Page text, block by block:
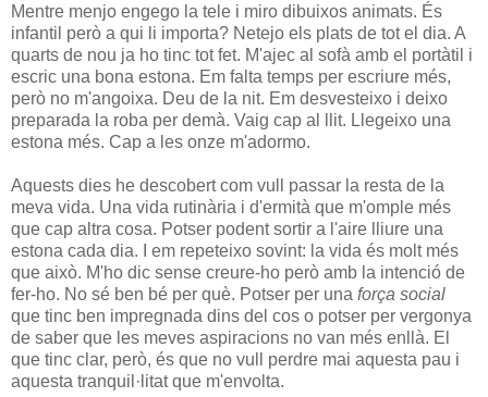
Mentre menjo engego la tele i miro dibuixos animats. És
infantil però a qui li importa? Netejo els plats de tot el dia. A
quarts de nou ja ho tinc tot fet. M'ajec al sofà amb el portàtil i
escric una bona estona. Em falta temps per escriure més,
però no m'angoixa. Deu de la nit. Em desvesteixo i deixo
preparada la roba per demà. Vaig cap al llit. Llegeixo una
estona més. Cap a les onze m'adormo.
Aquests dies he descobert com vull passar la resta de la
meva vida. Una vida rutinària i d'ermità que m'omple més
que cap altra cosa. Potser podent sortir a l'aire lliure una
estona cada dia. I em repeteixo sovint: la vida és molt més
que això. M'ho dic sense creure-ho però amb la intenció de
fer-ho. No sé ben bé per què. Potser per una força social
que tinc ben impregnada dins del cos o potser per vergonya
de saber que les meves aspiracions no van més enllà. El
que tinc clar, però, és que no vull perdre mai aquesta pau i
aquesta tranquil·litat que m'envolta.